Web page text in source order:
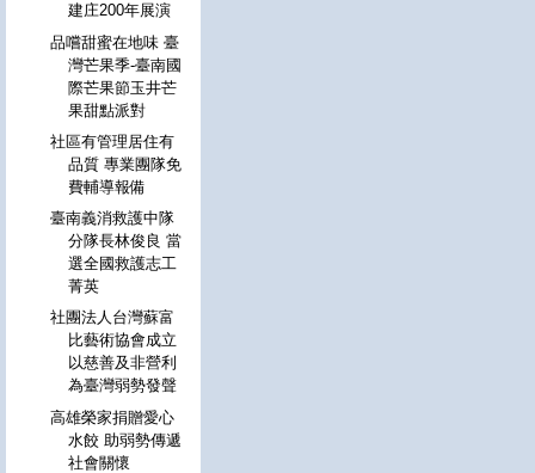
建庄200年展演
品嚐甜蜜在地味 臺
灣芒果季-臺南國
際芒果節玉井芒
果甜點派對
社區有管理居住有
品質 專業團隊免
費輔導報備
臺南義消救護中隊
分隊長林俊良 當
選全國救護志工
菁英
社團法人台灣蘇富
比藝術協會成立
以慈善及非營利
為臺灣弱勢發聲
高雄榮家捐贈愛心
水餃 助弱勢傳遞
社會關懷